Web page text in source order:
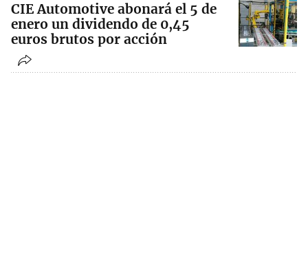
CIE Automotive abonará el 5 de
enero un dividendo de 0,45
euros brutos por acción